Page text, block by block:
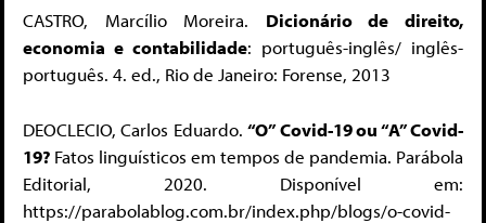
CASTRO, Marcílio Moreira. Dicionário de direito,
economia e contabilidade: português-inglês/ inglês-
português. 4. ed., Rio de Janeiro: Forense, 2013
DEOCLECIO, Carlos Eduardo.“O” Covid-19 ou “A” Covid-
19? Fatos linguísticos em tempos de pandemia. Parábola
Editorial, 2020. Disponível em:
https://parabolablog.com.br/index.php/blogs/o-covid-